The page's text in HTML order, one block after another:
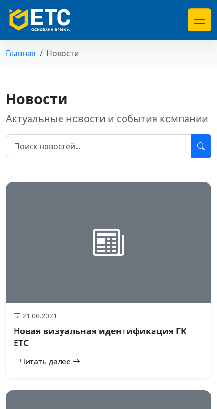
Главная Новости
Новости
Актуальные новости и события компании
21.06.2021
Новая визуальная идентификация ГК
ЕТС
Читать далее